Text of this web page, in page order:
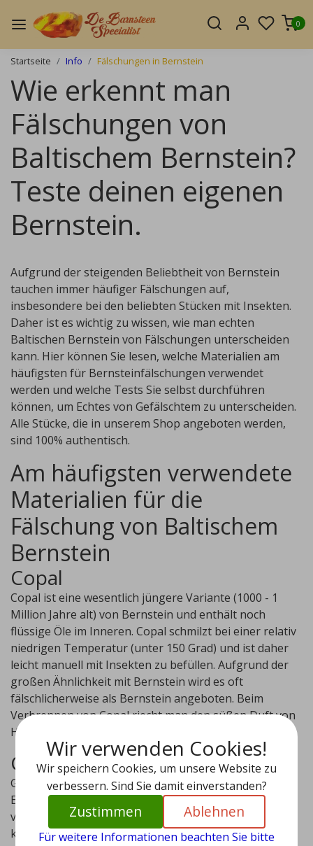
0
Startseite Info Fälschungen in Bernstein
Wie erkennt man
Fälschungen von
Baltischem Bernstein?
Teste deinen eigenen
Bernstein.
Aufgrund der steigenden Beliebtheit von Bernstein
tauchen immer häufiger Fälschungen auf,
insbesondere bei den beliebten Stücken mit Insekten.
Daher ist es wichtig zu wissen, wie man echten
Baltischen Bernstein von Fälschungen unterscheiden
kann. Hier können Sie lesen, welche Materialien am
häufigsten für Bernsteinfälschungen verwendet
werden und welche Tests Sie selbst durchführen
können, um Echtes von Gefälschtem zu unterscheiden.
Alle Stücke, die in unserem Shop angeboten werden,
sind 100% authentisch.
Am häufigsten verwendete
Materialien für die
Fälschung von Baltischem
Bernstein
Copal
Copal ist eine wesentlich jüngere Variante (1000 - 1
Million Jahre alt) von Bernstein und enthält noch
flüssige Öle im Inneren. Copal schmilzt bei einer relativ
niedrigen Temperatur (unter 150 Grad) und ist daher
leicht manuell mit Insekten zu befüllen. Aufgrund der
großen Ähnlichkeit mit Bernstein wird es oft
fälschlicherweise als Bernstein angeboten. Beim
Verbrennen von Copal riecht man den süßen Duft von
Harz.
Glas
Glas ist nicht schwer von Bernstein zu unterscheiden.
Es ist viel fester und kann aufgrund seiner Härte nicht
von Metall zerkratzt werden. Außerdem fühlt sich Glas
kälter an als Bernstein.
Wir verwenden Cookies!
Wir speichern Cookies, um unsere Website zu
verbessern. Sind Sie damit einverstanden?
Zustimmen Ablehnen
Für weitere Informationen beachten Sie bitte